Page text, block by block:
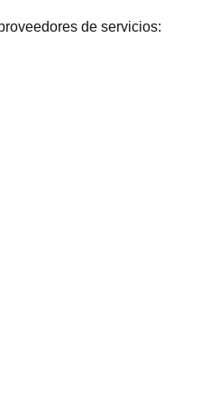
de servicios: